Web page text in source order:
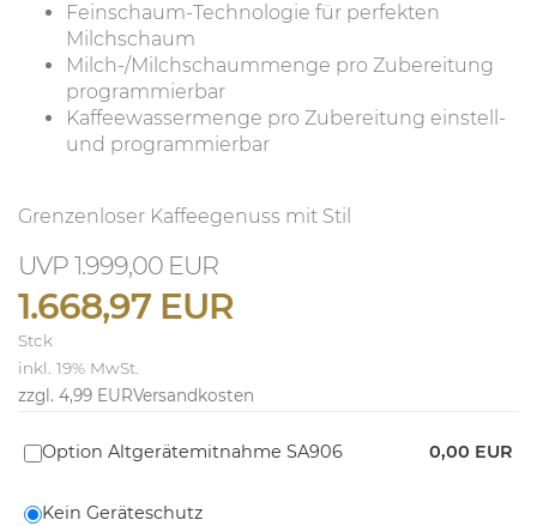
Feinschaum-Technologie für perfekten
Milchschaum
Milch-/Milchschaummenge pro Zubereitung
programmierbar
Kaffeewassermenge pro Zubereitung einstell-
und programmierbar
Grenzenloser Kaffeegenuss mit Stil
1.999,00 EUR
1.668,97 EUR
Stck
inkl. 19% MwSt.
zzgl. 4,99 EURVersandkosten
Option Altgerätemitnahme SA906 0,00 EUR
Kein Geräteschutz